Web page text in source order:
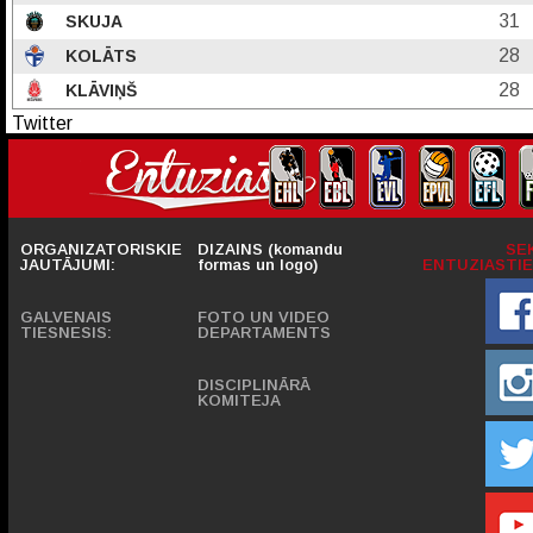
SKUJA 31
KOLĀTS 28
KLĀVIŅŠ
28
Twitter
ORGANIZATORISKIE
JAUTĀJUMI:
GALVENAIS
TIESNESIS:
DIZAINS (komandu
formas un logo)
FOTO UN VIDEO
DEPARTAMENTS
DISCIPLINĀRĀ
KOMITEJA